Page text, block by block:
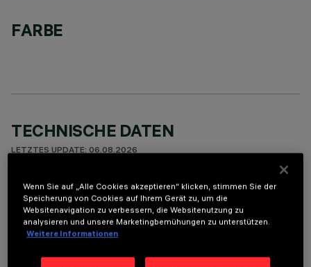
FARBE
TECHNISCHE DATEN
LETZTES UPDATE: 06.08.2026
BESCHREIBUNG
Round adjustable luminaire designed to use an LED lamp with
C.O.B.technology in a neutral white colour tone 4000K.
Version with rim for surface-mounting. Painted, die-cast
aluminium body. Lower reflector vacuum-metallised with
Wenn Sie auf „Alle Cookies akzeptieren“ klicken, stimmen Sie der
Speicherung von Cookies auf Ihrem Gerät zu, um die
Websitenavigation zu verbessern, die Websitenutzung zu
analysieren und unsere Marketingbemühungen zu unterstützen.
Weitere Informationen